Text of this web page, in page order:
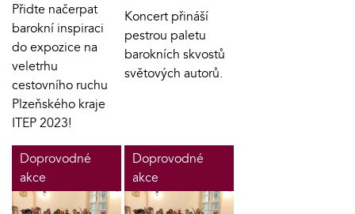
Přidte načerpat
barokní inspiraci
do expozice na
veletrhu
cestovního ruchu
Plzeňského kraje
ITEP 2023!
Koncert přináší
pestrou paletu
barokních skvostů
světových autorů.
Doprovodné
akce
Doprovodné
akce